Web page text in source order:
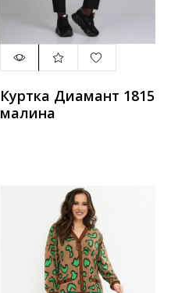
Куртка Диамант 1815
малина